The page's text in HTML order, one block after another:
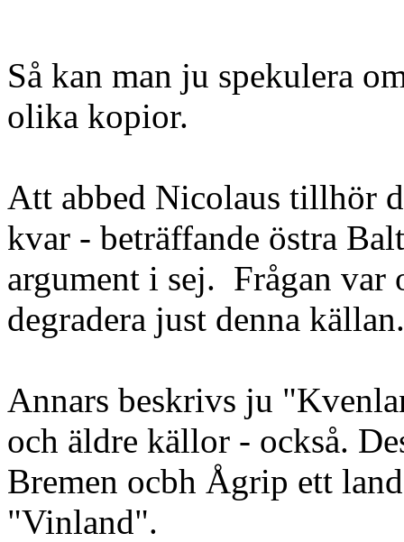
Så kan man ju spekulera
olika kopior.
Att abbed Nicolaus tillhör
kvar - beträffande östra
argument i sej. Frågan var
degradera just denna källan.
Annars beskrivs ju
och äldre källor - också.
Bremen ocbh Ågrip ett
"Vinland".